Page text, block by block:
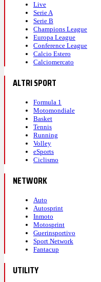
Live
Serie A
Serie B
Champions League
Europa League
Conference League
Calcio Estero
Calciomercato
ALTRI SPORT
Formula 1
Motomondiale
Basket
Tennis
Running
Volley
eSports
Ciclismo
NETWORK
Auto
Autosprint
Inmoto
Motosprint
Guerinsportivo
Sport Network
Fantacup
UTILITY